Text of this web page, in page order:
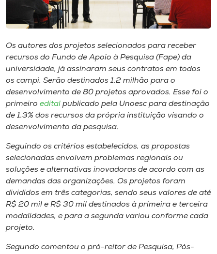
Rádio
Unoesc
Store
Selecione
Os autores dos projetos selecionados para receber
recursos do Fundo de Apoio à Pesquisa (Fape) da
universidade, já assinaram seus contratos em todos
os campi. Serão destinados 1,2 milhão para o
desenvolvimento de 80 projetos aprovados. Esse foi o
primeiro edital publicado pela Unoesc para destinação
de 1,3% dos recursos da própria instituição visando o
desenvolvimento da pesquisa.
Seguindo os critérios estabelecidos, as propostas
selecionadas envolvem problemas regionais ou
soluções e alternativas inovadoras de acordo com as
demandas das organizações. Os projetos foram
divididos em três categorias, sendo seus valores de até
R$ 20 mil e R$ 30 mil destinados à primeira e terceira
modalidades, e para a segunda variou conforme cada
projeto.
Segundo comentou o pró-reitor de Pesquisa, Pós-